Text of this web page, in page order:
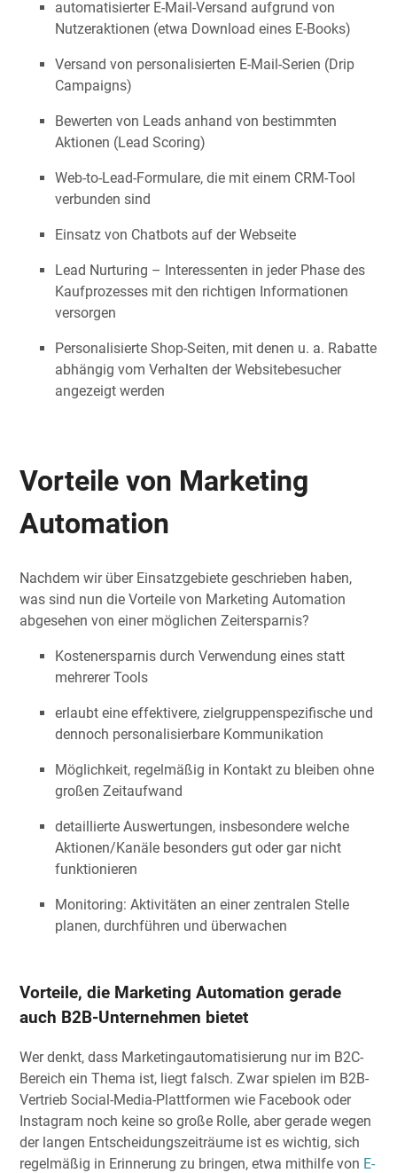
automatisierter E-Mail-Versand aufgrund von
Nutzeraktionen (etwa Download eines E-Books)
Versand von personalisierten E-Mail-Serien (Drip
Campaigns)
Bewerten von Leads anhand von bestimmten
Aktionen (Lead Scoring)
Web-to-Lead-Formulare, die mit einem CRM-Tool
verbunden sind
Einsatz von Chatbots auf der Webseite
Lead Nurturing – Interessenten in jeder Phase des
Kaufprozesses mit den richtigen Informationen
versorgen
Personalisierte Shop-Seiten, mit denen u. a. Rabatte
abhängig vom Verhalten der Websitebesucher
angezeigt werden
Vorteile von Marketing
Automation
Nachdem wir über Einsatzgebiete geschrieben haben,
was sind nun die Vorteile von Marketing Automation
abgesehen von einer möglichen Zeitersparnis?
Kostenersparnis durch Verwendung eines statt
mehrerer Tools
erlaubt eine effektivere, zielgruppenspezifische und
dennoch personalisierbare Kommunikation
Möglichkeit, regelmäßig in Kontakt zu bleiben ohne
großen Zeitaufwand
detaillierte Auswertungen, insbesondere welche
Aktionen/Kanäle besonders gut oder gar nicht
funktionieren
Monitoring: Aktivitäten an einer zentralen Stelle
planen, durchführen und überwachen
Vorteile, die Marketing Automation gerade
auch B2B-Unternehmen bietet
Wer denkt, dass Marketingautomatisierung nur im B2C-
Bereich ein Thema ist, liegt falsch. Zwar spielen im B2B-
Vertrieb Social-Media-Plattformen wie Facebook oder
Instagram noch keine so große Rolle, aber gerade wegen
der langen Entscheidungszeiträume ist es wichtig, sich
regelmäßig in Erinnerung zu bringen, etwa mithilfe von E-